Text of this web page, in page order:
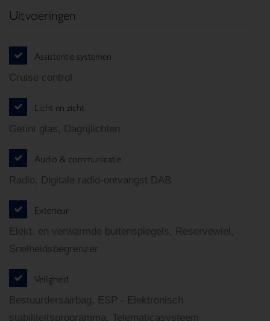
Uitvoeringen
Assistentie systemen
Cruise control
Licht en zicht
Getint glas, Dagrijlichten
Audio & communicatie
Radio, Digitale radio-ontvangst DAB
Exterieur
Elekt. en verwarmde buitenspiegels, Reservewiel,
Snelheidsbegrenzer
Veiligheid
Bestuurdersairbag, ESP - Elektronisch
stabiliteitsprogramma, Telematicasysteem